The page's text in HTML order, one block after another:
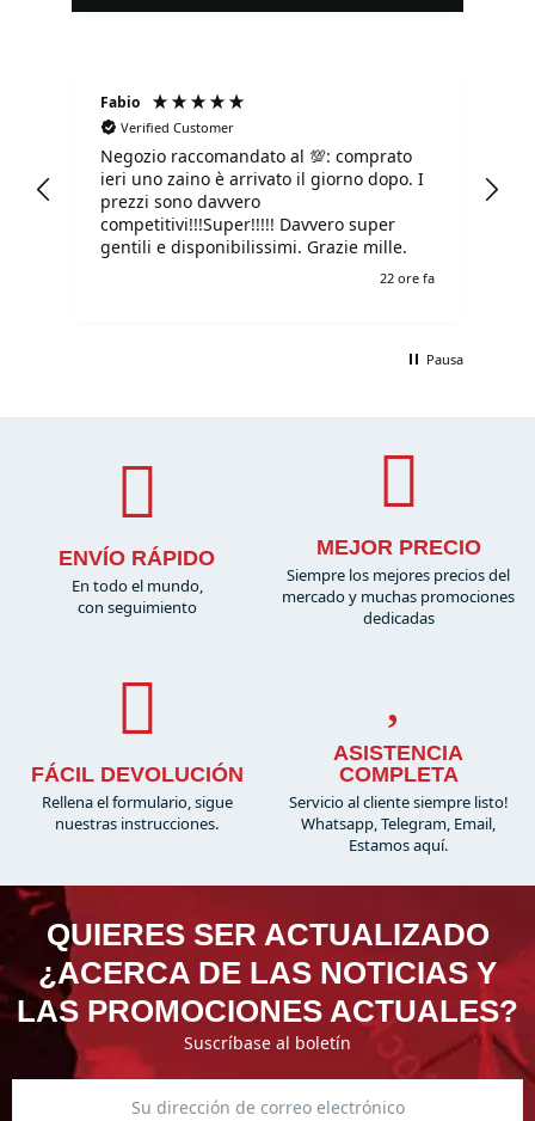
Fabio
Verified Customer
Negozio raccomandato al 💯: comprato
ieri uno zaino è arrivato il giorno dopo. I
prezzi sono davvero
competitivi!!!Super!!!!! Davvero super
gentili e disponibilissimi. Grazie mille.
22 ore fa
Pausa
ENVÍO RÁPIDO
En todo el mundo,
con seguimiento
MEJOR PRECIO
Siempre los mejores precios del
mercado y muchas promociones
dedicadas
FÁCIL DEVOLUCIÓN
Rellena el formulario, sigue
nuestras instrucciones.
ASISTENCIA
COMPLETA
Servicio al cliente siempre listo!
Whatsapp, Telegram, Email,
Estamos aquí.
QUIERES SER ACTUALIZADO
¿ACERCA DE LAS NOTICIAS Y
LAS PROMOCIONES ACTUALES?
Suscríbase al boletín